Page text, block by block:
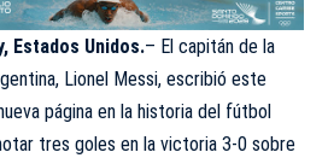
Estados Unidos.– El capitán de la
Lionel Messi, escribió este
página en la historia del fútbol
tres goles en la victoria 3-0 sobre